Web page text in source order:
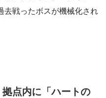
去戦ったボスが機械化され
点内に「ハートの